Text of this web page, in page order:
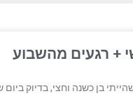
+ רגעים מהשבוע
באוקטובר 1973, כשהייתי בן כשנה